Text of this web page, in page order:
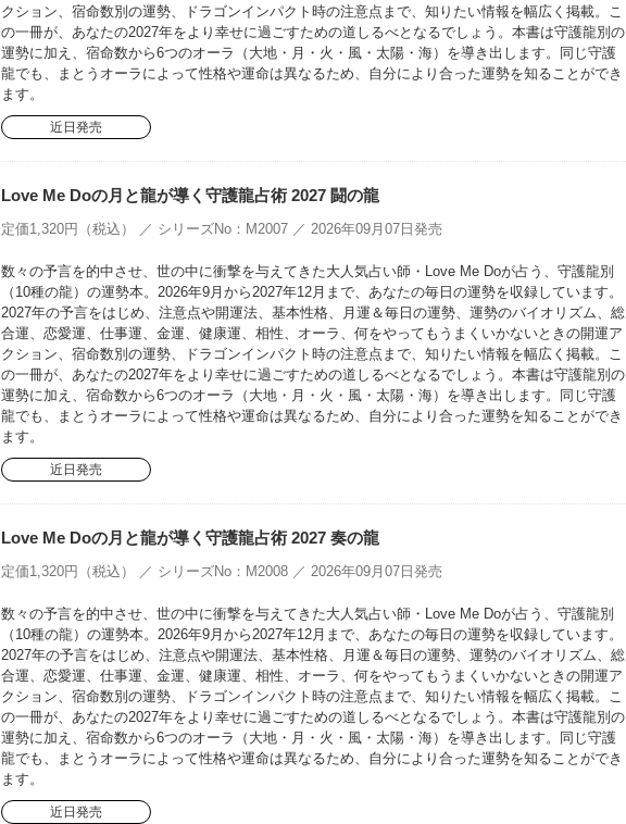
クション、宿命数別の運勢、ドラゴンインパクト時の注意点まで、知りたい情報を幅広く掲載。こ
の一冊が、あなたの2027年をより幸せに過ごすための道しるべとなるでしょう。本書は守護龍別の
運勢に加え、宿命数から6つのオーラ（大地・月・火・風・太陽・海）を導き出します。同じ守護
龍でも、まとうオーラによって性格や運命は異なるため、自分により合った運勢を知ることができ
ます。
近日発売
Love Me Doの月と龍が導く守護龍占術 2027 闘の龍
定価1,320円（税込） ／ シリーズNo：M2007 ／ 2026年09月07日発売
数々の予言を的中させ、世の中に衝撃を与えてきた大人気占い師・Love Me Doが占う、守護龍別
（10種の龍）の運勢本。2026年9月から2027年12月まで、あなたの毎日の運勢を収録しています。
2027年の予言をはじめ、注意点や開運法、基本性格、月運＆毎日の運勢、運勢のバイオリズム、総
合運、恋愛運、仕事運、金運、健康運、相性、オーラ、何をやってもうまくいかないときの開運ア
クション、宿命数別の運勢、ドラゴンインパクト時の注意点まで、知りたい情報を幅広く掲載。こ
の一冊が、あなたの2027年をより幸せに過ごすための道しるべとなるでしょう。本書は守護龍別の
運勢に加え、宿命数から6つのオーラ（大地・月・火・風・太陽・海）を導き出します。同じ守護
龍でも、まとうオーラによって性格や運命は異なるため、自分により合った運勢を知ることができ
ます。
近日発売
Love Me Doの月と龍が導く守護龍占術 2027 奏の龍
定価1,320円（税込） ／ シリーズNo：M2008 ／ 2026年09月07日発売
数々の予言を的中させ、世の中に衝撃を与えてきた大人気占い師・Love Me Doが占う、守護龍別
（10種の龍）の運勢本。2026年9月から2027年12月まで、あなたの毎日の運勢を収録しています。
2027年の予言をはじめ、注意点や開運法、基本性格、月運＆毎日の運勢、運勢のバイオリズム、総
合運、恋愛運、仕事運、金運、健康運、相性、オーラ、何をやってもうまくいかないときの開運ア
クション、宿命数別の運勢、ドラゴンインパクト時の注意点まで、知りたい情報を幅広く掲載。こ
の一冊が、あなたの2027年をより幸せに過ごすための道しるべとなるでしょう。本書は守護龍別の
運勢に加え、宿命数から6つのオーラ（大地・月・火・風・太陽・海）を導き出します。同じ守護
龍でも、まとうオーラによって性格や運命は異なるため、自分により合った運勢を知ることができ
ます。
近日発売